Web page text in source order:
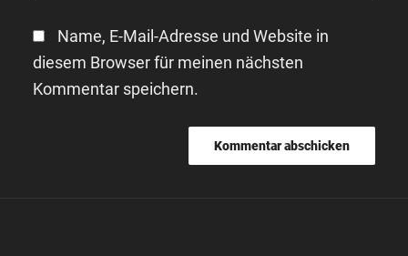
Name, E-Mail-Adresse und Website in
diesem Browser für meinen nächsten
Kommentar speichern.